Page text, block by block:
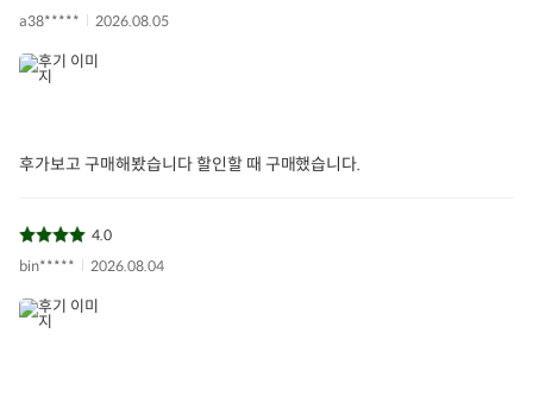
a38*****
2026.08.05
후가보고 구매해봤습니다 할인할 때 구매했습니다.
4.0
bin*****
2026.08.04